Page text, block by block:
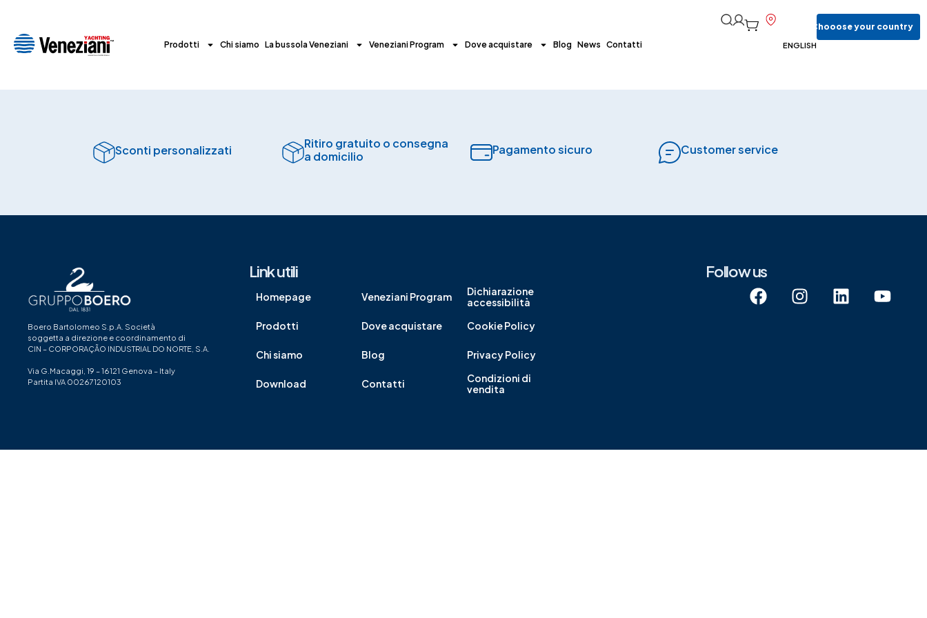
Prodotti Chi siamo La bussola Veneziani Veneziani Program Dove acquistare Blog News Contatti
Choooseyour country
ENGLISH
Sconti personalizzati
Ritiro gratuito o consegna
a domicilio
Pagamento sicuro​ Customer service
Boero Bartolomeo S.p.A. Società
soggetta a direzione e coordinamento di
CIN – CORPORAÇÃO INDUSTRIAL DO NORTE, S.A.
Via G.Macaggi, 19 – 16121 Genova – Italy
Partita IVA 00267120103
Link utili
Homepage
Prodotti
Chi siamo
Download
Veneziani Program
Dove acquistare
Blog
Contatti
Dichiarazione
accessibilità
Cookie Policy
Privacy Policy
Condizioni di
vendita
Follow us